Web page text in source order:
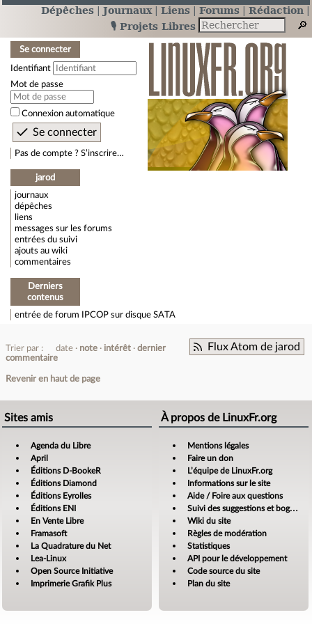
Dépêches Journaux Liens Forums
Rédaction
🎙️ Projets Libres
Se connecter
Identifiant
Mot de passe
Connexion automatique
Pas de compte ? S’inscrire…
jarod
journaux
dépêches
liens
messages sur les forums
entrées du suivi
ajouts au wiki
commentaires
Derniers
contenus
entrée de forum IPCOP sur disque SATA
Flux Atom de jarod
Trier par : date note intérêt
dernier
commentaire
Revenir en haut de page
Sites amis
Agenda du Libre
April
Éditions D-BookeR
Éditions Diamond
Éditions Eyrolles
Éditions ENI
En Vente Libre
Framasoft
La Quadrature du Net
Lea-Linux
Open Source Initiative
Imprimerie Grafik Plus
À propos de LinuxFr.org
Mentions légales
Faire un don
L’équipe de LinuxFr.org
Informations sur le site
Aide / Foire aux questions
Suivi des suggestions et bogues
Wiki du site
Règles de modération
Statistiques
API pour le développement
Code source du site
Plan du site